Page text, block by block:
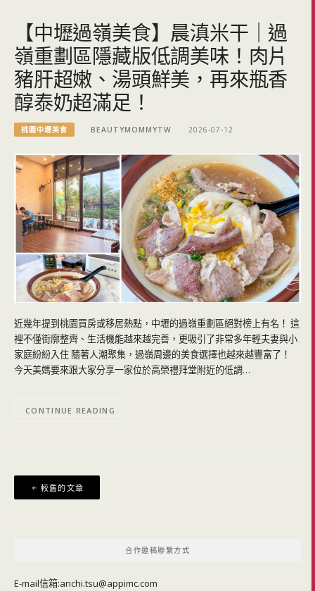
【中壢過嶺美食】晨滇米干｜過
嶺重劃區隱藏版低調美味！肉片
豬肝超嫩、湯頭鮮美，再來瓶香
醇泰奶超滿足！
桃園中壢美食 BEAUTYMOMMYTW 2026-07-12
近幾年提到桃園買房或移居熱點，中壢的過嶺重劃區絕對榜上有名！ 這
裡不僅街廓整齊、生活機能越來越完善，更吸引了非常多年輕夫妻與小
家庭紛紛入住 隨著人潮聚集，過嶺周邊的美食選擇也越來越豐富了！
今天美媽要來跟大家分享一家位於高榮禮拜堂附近的低調…
CONTINUE READING
文
章
較舊的文章
合作邀稿聯繫方式
E-mail信箱:anchi.tsu@appimc.com